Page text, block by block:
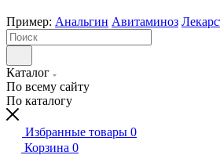
Пример: Анальгин Авитаминоз
Каталог
По всему сайту
По каталогу
Избранные товары 0
Корзина 0